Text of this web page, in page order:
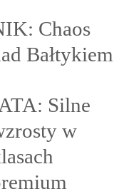
Chaos
Bałtykiem
Silne
w